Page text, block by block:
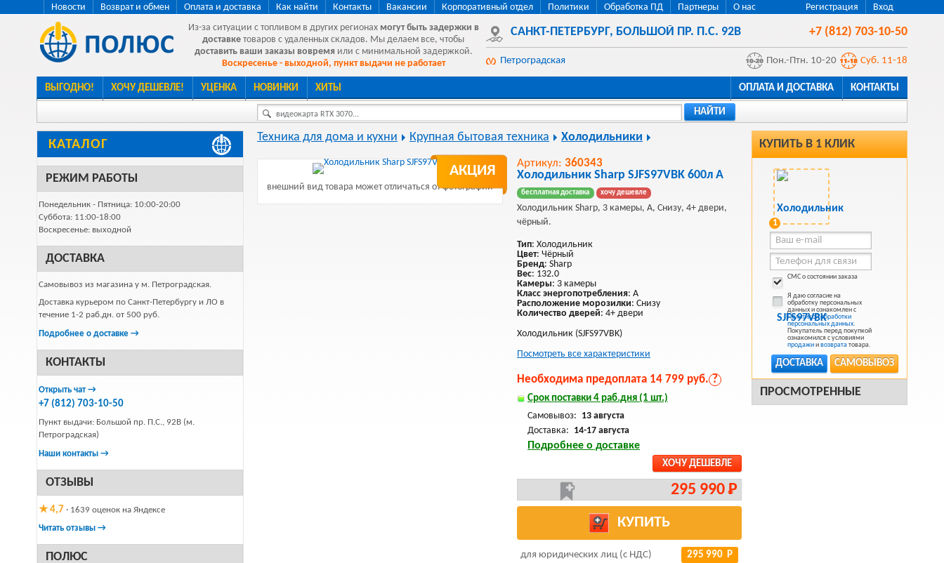
Регистрация Вход
Новости Возврат и обмен Оплата и доставка Как найти Контакты Вакансии Корпоративный отдел Политики Обработка ПД Партнеры
О нас
Из-за ситуации с топливом в других регионах могут быть задержки в
доставке товаров с удаленных складов. Мы делаем все, чтобы
доставить ваши заказы вовремя или с минимальной задержкой.
Воскресенье - выходной, пункт выдачи не работает
САНКТ-ПЕТЕРБУРГ, БОЛЬШОЙ ПР. П.С. 92В +7 (812) 703-10-50
Петроградская Пон.-Птн. 10-20 Суб. 11-18
ВЫГОДНО! ХОЧУ ДЕШЕВЛЕ! УЦЕНКА НОВИНКИ ХИТЫ ОПЛАТА И ДОСТАВКА КОНТАКТЫ
видеокарта RTX 3070... НАЙТИ
КАТАЛОГ
РЕЖИМ РАБОТЫ
Понедельник - Пятница: 10:00-20:00
Суббота: 11:00-18:00
Воскресенье: выходной
ДОСТАВКА
Самовывоз из магазина у м. Петроградская.
Доставка курьером по Санкт-Петербургу и ЛО в
течение 1-2 раб.дн. от 500 руб.
Подробнее о доставке →
КОНТАКТЫ
Открыть чат →
+7 (812) 703-10-50
Пункт выдачи: Большой пр. П.С., 92В (м.
Петроградская)
Наши контакты →
ОТЗЫВЫ
★ 4,7 · 1639 оценок на Яндексе
Читать отзывы →
ПОЛЮС
КУПИТЬ В 1 КЛИК
1
СМС о состоянии заказа
Я даю согласие на
обработку персональных
данных и ознакомлен с
Политикой обработки
персональных данных.
Покупатель перед покупкой
ознакомился с условиями
продажиивозврататовара.
САМОВЫВОЗ
ДОСТАВКА
ПРОСМОТРЕННЫЕ
Техника для дома и кухни Крупная бытовая техника Холодильники
АКЦИЯ
внешний вид товара может отличаться от фотографии
Артикул: 360343
Холодильник Sharp SJFS97VBK 600л A
бесплатная доставка хочу дешевле
Холодильник Sharp, 3 камеры, A, Снизу, 4+ двери,
чёрный.
Тип: Холодильник
Цвет: Чёрный
Бренд: Sharp
Вес: 132.0
Камеры: 3 камеры
Класс энергопотребления: A
Расположение морозилки: Снизу
Количество дверей: 4+ двери
Холодильник (SJFS97VBK)
Посмотреть все характеристики
Необходима предоплата 14 799 руб. ?
Срок поставки 4 раб.дня (1 шт.)
Самовывоз: 13 августа
Доставка: 14-17 августа
Подробнее о доставке
ХОЧУ ДЕШЕВЛЕ
295 990 Р
КУПИТЬ
для юридических лиц (с НДС) 295 990 Р